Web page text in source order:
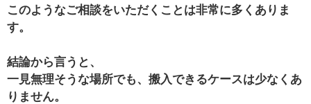
このようなご相談をいただくことは非常に多くありま
す。
結論から言うと、
一見無理そうな場所でも、搬入できるケースは少なくあ
りません。